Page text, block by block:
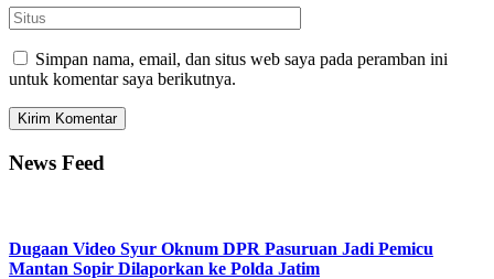
Simpan nama, email, dan situs web saya pada peramban ini
untuk komentar saya berikutnya.
News Feed
Dugaan Video Syur Oknum DPR Pasuruan Jadi Pemicu
Mantan Sopir Dilaporkan ke Polda Jatim